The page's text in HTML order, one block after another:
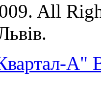
All
А"